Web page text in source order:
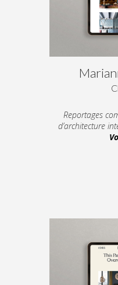
Reportages
d’architecture